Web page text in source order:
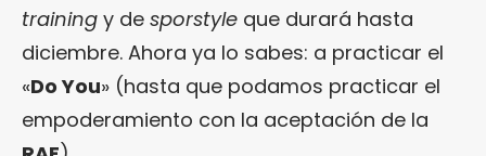
training y de sporstyle que durará hasta
diciembre. Ahora ya lo sabes: a practicar el
«Do You» (hasta que podamos practicar el
empoderamiento con la aceptación de la